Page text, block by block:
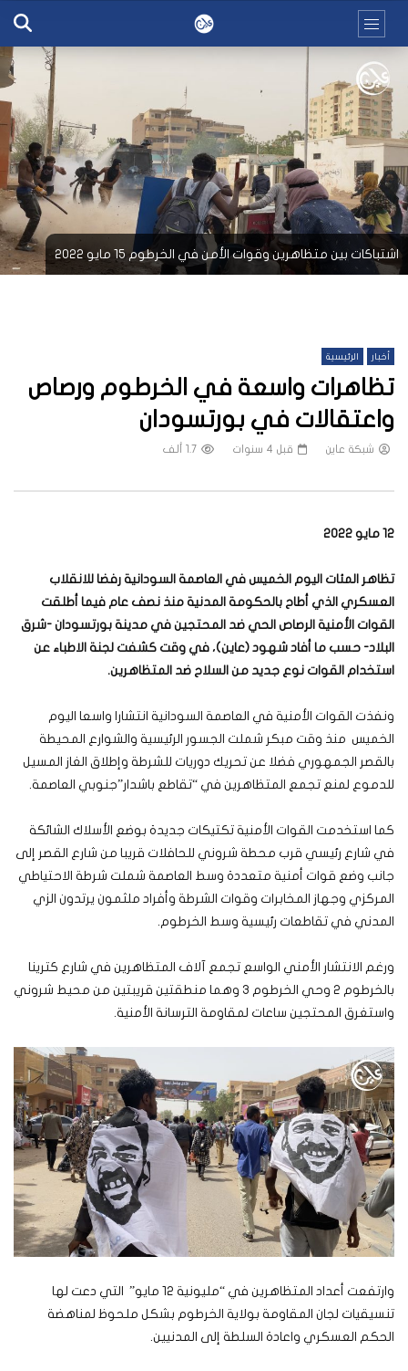
اشتباكات بين متظاهرين وقوات الأمن في الخرطوم 15 مايو 2022
أخبار الرئيسية
تظاهرات واسعة في الخرطوم ورصاص
واعتقالات في بورتسودان
شبكة عاين قبل 4 سنوات 1.7 ألف
12 مايو 2022
تظاهر المئات اليوم الخميس في العاصمة السودانية رفضا للانقلاب
العسكري الذي أطاح بالحكومة المدنية منذ نصف عام فيما أطلقت
القوات الأمنية الرصاص الحي ضد المحتجين في مدينة بورتسودان -شرق
البلاد- حسب ما أفاد شهود (عاين)، في وقت كشفت لجنة الاطباء عن
استخدام القوات نوع جديد من السلاح ضد المتظاهرين.
ونفذت القوات الأمنية في العاصمة السودانية انتشارا واسعا اليوم
الخميس منذ وقت مبكر شملت الجسور الرئيسية والشوارع المحيطة
بالقصر الجمهوري فضلا عن تحريك دوريات للشرطة وإطلاق الغاز المسيل
للدموع لمنع تجمع المتظاهرين في “تقاطع باشدار”جنوبي العاصمة.
كما استخدمت القوات الأمنية تكتيكات جديدة بوضع الأسلاك الشائكة
في شارع رئيسي قرب محطة شروني للحافلات قريبا من شارع القصر إلى
جانب وضع قوات أمنية متعددة وسط العاصمة شملت شرطة الاحتياطي
المركزي وجهاز المخابرات وقوات الشرطة وأفراد ملثمون يرتدون الزي
المدني في تقاطعات رئيسية وسط الخرطوم.
ورغم الانتشار الأمني الواسع تجمع آلاف المتظاهرين في شارع كترينا
بالخرطوم 2 وحي الخرطوم 3 وهما منطقتين قريبتين من محيط شروني
واستغرق المحتجين ساعات لمقاومة الترسانة الأمنية.
وارتفعت أعداد المتظاهرين في “مليونية 12 مايو” التي دعت لها
تنسيقيات لجان المقاومة بولاية الخرطوم بشكل ملحوظ لمناهضة
الحكم العسكري واعادة السلطة إلى المدنيين.